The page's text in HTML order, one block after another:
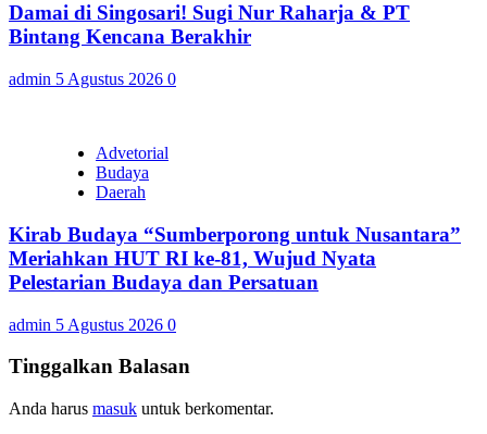
Damai di Singosari! Sugi Nur Raharja & PT
Bintang Kencana Berakhir
admin 5 Agustus 2026 0
Advetorial
Budaya
Daerah
Kirab Budaya “Sumberporong untuk Nusantara”
Meriahkan HUT RI ke-81, Wujud Nyata
Pelestarian Budaya dan Persatuan
admin 5 Agustus 2026 0
Tinggalkan Balasan
Anda harus masuk untuk berkomentar.